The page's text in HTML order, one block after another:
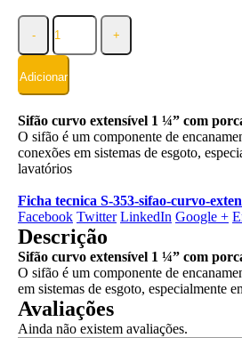
- +
Adicionar
Sifão curvo extensível 1 ¼” com
O sifão é um componente de
conexões em sistemas de esgoto,
lavatórios
Ficha tecnica S-353-sifao-curvo-
Facebook Twitter LinkedIn Google +
Descrição
Sifão curvo extensível 1 ¼” com
O sifão é um componente de
em sistemas de esgoto, especialmente
Avaliações
Ainda não existem avaliações.